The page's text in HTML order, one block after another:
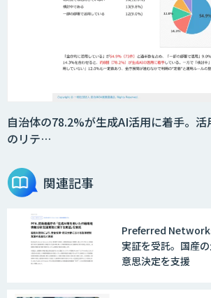
法人向けAIエージェ
2層ナレッジ×AIで顧
ョンを効率化「
戦略策定から実装ま
ジェント開発
自治体の78.2%が生成AI活用に着手。
のリテ…
関連記事
Preferred
実証を受託。国産
意思決定を支援